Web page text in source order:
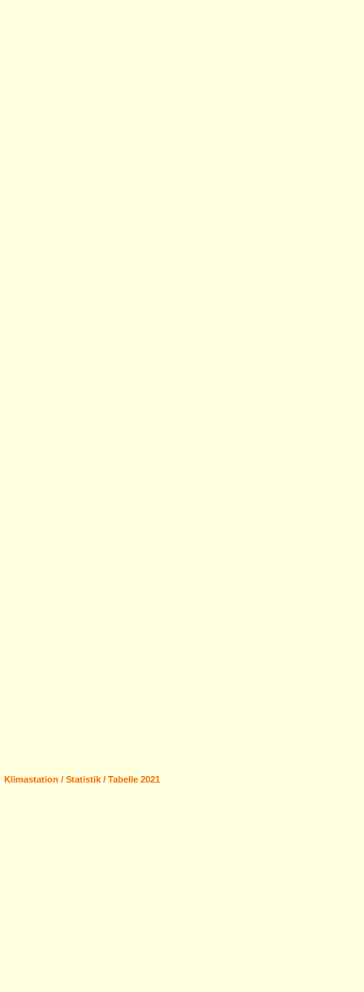
Klimastation / Statistik / Tabelle 2021